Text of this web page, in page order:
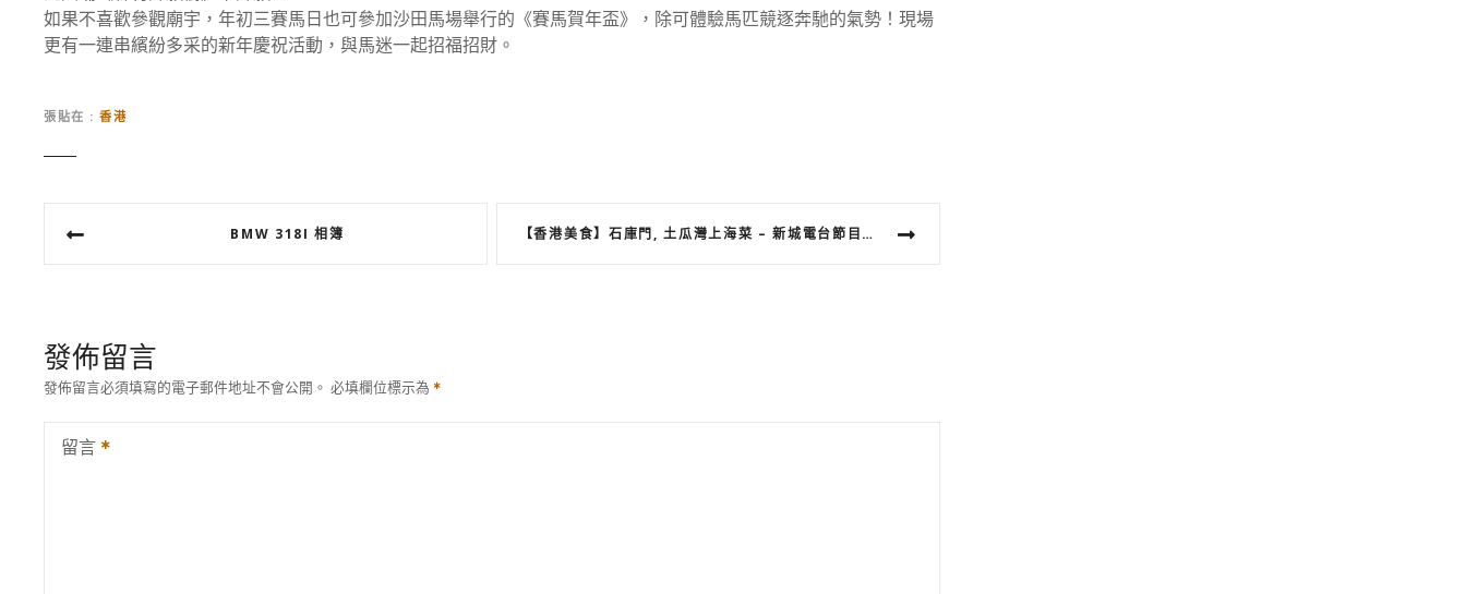
如果不喜歡參觀廟宇，年初三賽馬日也可參加沙田馬場舉行的《賽馬賀年盃》，除可體驗馬匹競逐奔馳的氣勢！現場
更有一連串繽紛多采的新年慶祝活動，與馬迷一起招福招財。
張貼在 香港
文
覽
BMW 318I 相簿 【香港美食】石庫門, 土瓜灣上海菜 – 新城電台節目還看今天。香港飲食介紹
發佈留言
發佈留言必須填寫的電子郵件地址不會公開。 必填欄位標示為
留言